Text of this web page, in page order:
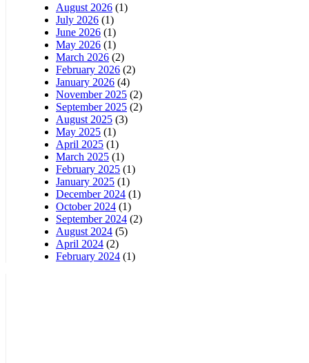
August 2026 (1)
July 2026 (1)
June 2026 (1)
May 2026 (1)
March 2026 (2)
February 2026 (2)
January 2026 (4)
November 2025 (2)
September 2025 (2)
August 2025 (3)
May 2025 (1)
April 2025 (1)
March 2025 (1)
February 2025 (1)
January 2025 (1)
December 2024 (1)
October 2024 (1)
September 2024 (2)
August 2024 (5)
April 2024 (2)
February 2024 (1)